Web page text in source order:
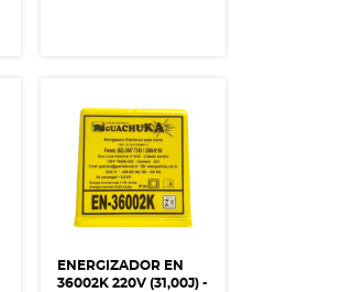
ENERGIZADOR EN
36002K 220V (31,00J) -